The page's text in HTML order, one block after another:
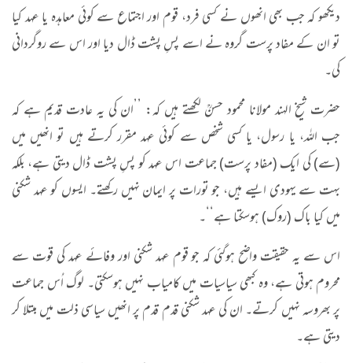
دیکھو کہ جب بھی انھوں نے کسی فرد، قوم اور اجتماع سے کوئی معاہدہ یا عہد کیا
تو ان کے مفاد پرست گروہ نے اسے پسِ پشت ڈال دیا اور اس سے روگردانی
کی۔
حضرت شیخ الہند مولانا محمود حسنؒ لکھتے ہیں کہ: ’’ان کی یہ عادت قدیم ہے کہ
جب اللہ، یا رسول، یا کسی شخص سے کوئی عہد مقرر کرتے ہیں تو انھیں میں
(سے) کی ایک (مفاد پرست) جماعت اس عہد کو پسِ پشت ڈال دیتی ہے، بلکہ
بہت سے یہودی ایسے ہیں، جو تورات پر ایمان نہیں رکھتے۔ ایسوں کو عہد شکنی
میں کیا باک (روک) ہوسکتا ہے‘‘۔
اس سے یہ حقیقت واضح ہوگئی کہ جو قوم عہد شکنی اور وفائے عہد کی قوت سے
محروم ہوتی ہے، وہ کبھی سیاسیات میں کامیاب نہیں ہوسکتی۔ لوگ اُس جماعت
پر بھروسہ نہیں کرتے۔ ان کی عہد شکنی قدم قدم پر انھیں سیاسی ذلت میں مبتلا کر
دیتی ہے۔